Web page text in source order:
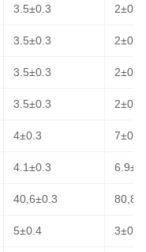
3.5±0.3 2±0.3
3.5±0.3 2±0.3
3.5±0.3 2±0.3
3.5±0.3 2±0.3
4±0.3 7±0.3
4.1±0.3
40,6±0.3
5±0.4 3±0.3